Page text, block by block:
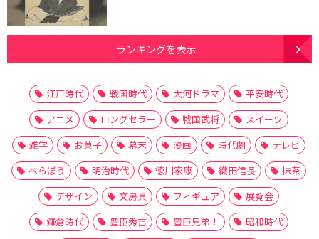
ランキングを表示
江戸時代 戦国時代 大河ドラマ
平安時代
アニメ
ロングセラー 戦国武将
スイーツ
雑学
お菓子 幕末 漫画 時代劇
テレビ
べらぼう
明治時代 徳川家康 織田信長
抹茶
デザイン
文房具 フィギュア
展覧会
鎌倉時代
豊臣秀吉 豊臣兄弟！
昭和時代